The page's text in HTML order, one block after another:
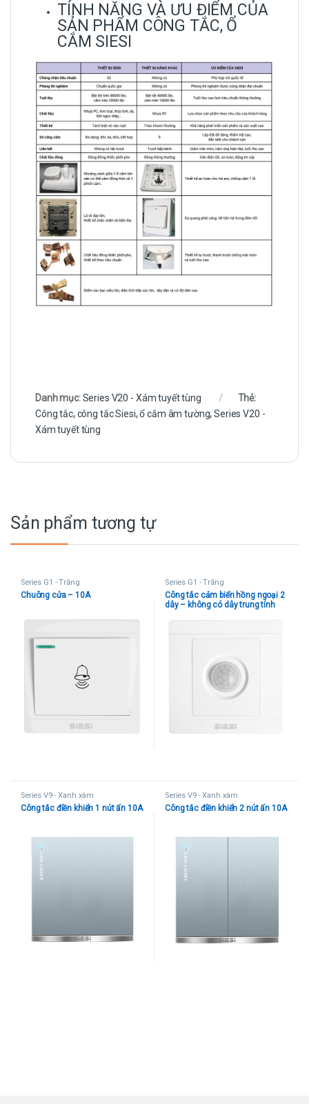
TÍNH NĂNG VÀ ƯU ĐIỂM CỦA
SẢN PHẨM CÔNG TẮC, Ổ
CẮM SIESI
Danh mục:Series V20 - Xám tuyết tùng
Thẻ:
Công tắc,công tắc Siesi,ổ cắm âm tường,Series V20 -
Xám tuyết tùng
Sản phẩm tương tự
Series G1 - Trắng
Chuông cửa – 10A
Series G1 - Trắng
Công tắc cảm biến hồng ngoại 2
dây – không có dây trung tính
Series V9 - Xanh xám
Công tắc điền khiển 1 nút ấn 10A
Series V9 - Xanh xám
Công tắc điền khiển 2 nút ấn 10A